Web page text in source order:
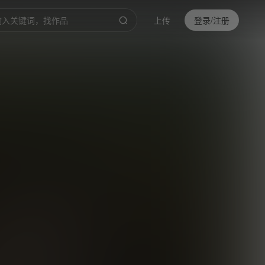
上传 登录/注册
/1:23 倍速 高清 截取